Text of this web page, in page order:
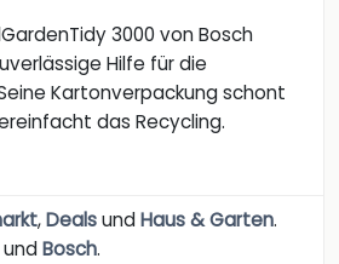
3000 von Bosch
Hilfe für die
Kartonverpackung schont
das Recycling.
,DealsundHaus & Garten.
undBosch.